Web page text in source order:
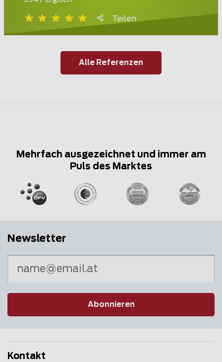
Teilen
Alle Referenzen
Mehrfach ausgezeichnet und immer am
Puls des Marktes
Newsletter
Abonnieren
Kontakt